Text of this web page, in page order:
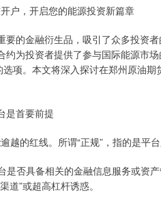
户，开启您的能源投资新篇章
的金融衍生品，吸引了众多投资者
为投资者提供了参与国际能源市
项。本文将深入探讨在郑州原油
是首要前提
的红线。所谓“正规”，指的是平
是否具备相关的金融信息服务或资
”或超高杠杆诱惑。